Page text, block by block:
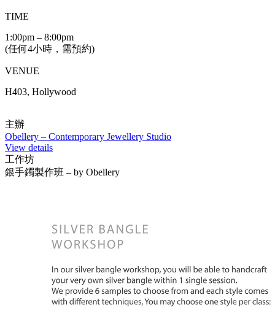
TIME
1:00pm – 8:00pm
(任何4小時，需預約)
VENUE
H403, Hollywood
主辦
Obellery – Contemporary Jewellery Studio
View details
工作坊
銀手鐲製作班 – by Obellery